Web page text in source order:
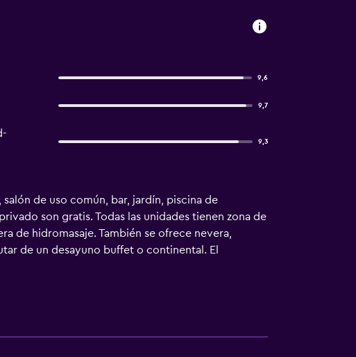
9,6
9,7
9,3
de uso común, bar, jardín, piscina de
son gratis. Todas las unidades tienen zona de
de hidromasaje. También se ofrece nevera,
de un desayuno buffet o continental. El
jugar al billar en el propio alojamiento o
a 38 km del alojamiento, y Walibi Sud-Ouest está